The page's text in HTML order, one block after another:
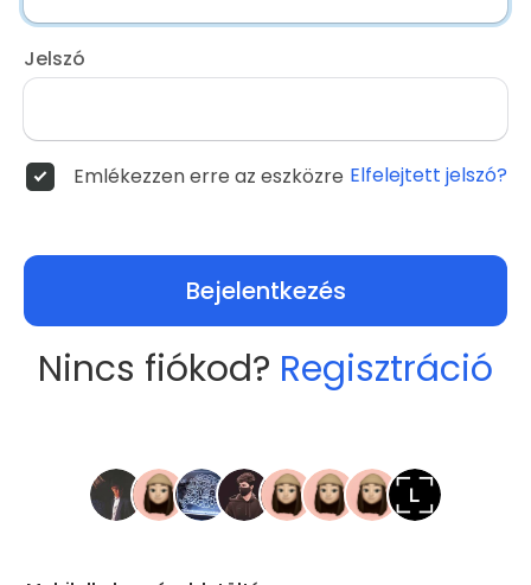
Jelszó
Emlékezzen erre az eszközre Elfelejtett jelszó?
Bejelentkezés
Nincs fiókod? Regisztráció